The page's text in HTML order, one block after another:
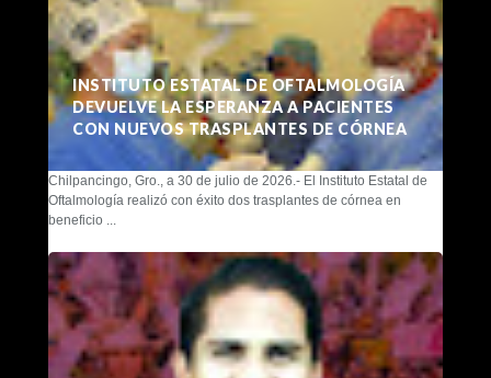
INSTITUTO ESTATAL DE OFTALMOLOGÍA
DEVUELVE LA ESPERANZA A PACIENTES
CON NUEVOS TRASPLANTES DE CÓRNEA
Chilpancingo, Gro., a 30 de julio de 2026.- El Instituto Estatal de
Oftalmología realizó con éxito dos trasplantes de córnea en
beneficio ...